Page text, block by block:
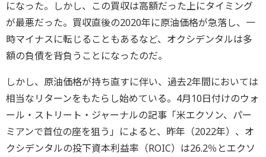
になった。しかし、この買収は高額だった上にタイミング
が最悪だった。買収直後の2020年に原油価格が急落し、一
時マイナスに転じることもあるなど、オクシデンタルは多
額の負債を背負うことになったのだ。
しかし、原油価格が持ち直すに伴い、過去2年間においては
相当なリターンをもたらし始めている。4月10日付けのウォ
ール・ストリート・ジャーナルの記事「米エクソン、パー
ミアンで首位の座を狙う」によると、昨年（2022年）、オ
クシデンタルの投下資本利益率（ROIC）は26.2％とエクソ